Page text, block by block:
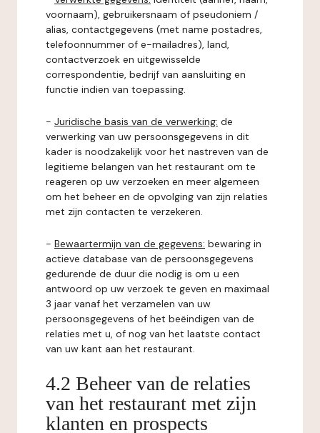
voornaam), gebruikersnaam of pseudoniem /
alias, contactgegevens (met name postadres,
telefoonnummer of e-mailadres), land,
contactverzoek en uitgewisselde
correspondentie, bedrijf van aansluiting en
functie indien van toepassing.
- Juridische basis van de verwerking: de
verwerking van uw persoonsgegevens in dit
kader is noodzakelijk voor het nastreven van de
legitieme belangen van het restaurant om te
reageren op uw verzoeken en meer algemeen
om het beheer en de opvolging van zijn relaties
met zijn contacten te verzekeren.
- Bewaartermijn van de gegevens: bewaring in
actieve database van de persoonsgegevens
gedurende de duur die nodig is om u een
antwoord op uw verzoek te geven en maximaal
3 jaar vanaf het verzamelen van uw
persoonsgegevens of het beëindigen van de
relaties met u, of nog van het laatste contact
van uw kant aan het restaurant.
4.2 Beheer van de relaties
van het restaurant met zijn
klanten en prospects